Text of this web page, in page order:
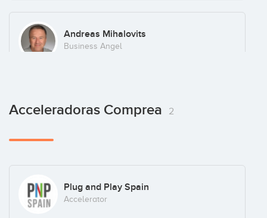
Andreas Mihalovits
Business Angel
François Derbaix
Business Angel
Business Angel
Acceleradoras Comprea 2
Plug and Play Spain
Accelerator